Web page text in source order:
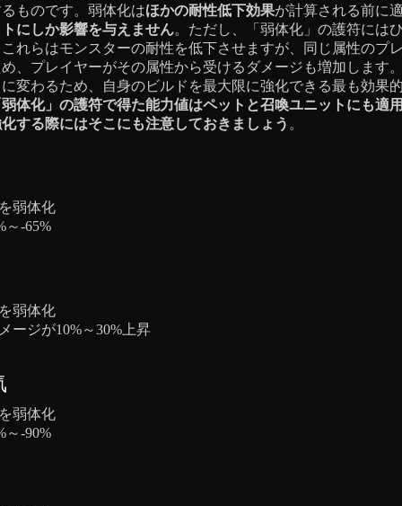
ものです。弱体化はほかの耐性低下効果が計算される前に
にしか影響を与えません。ただし、「弱体化」の護符には
れらはモンスターの耐性を低下させますが、同じ属性のプ
、プレイヤーがその属性から受けるダメージも増加します
変わるため、自身のビルドを最大限に強化できる最も効果
体化」の護符で得た能力値はペットと召喚ユニットにも適
する際にはそこにも注意しておきましょう 。
弱体化
～-65%
弱体化
ージが10%～30%上昇
弱体化
～-90%